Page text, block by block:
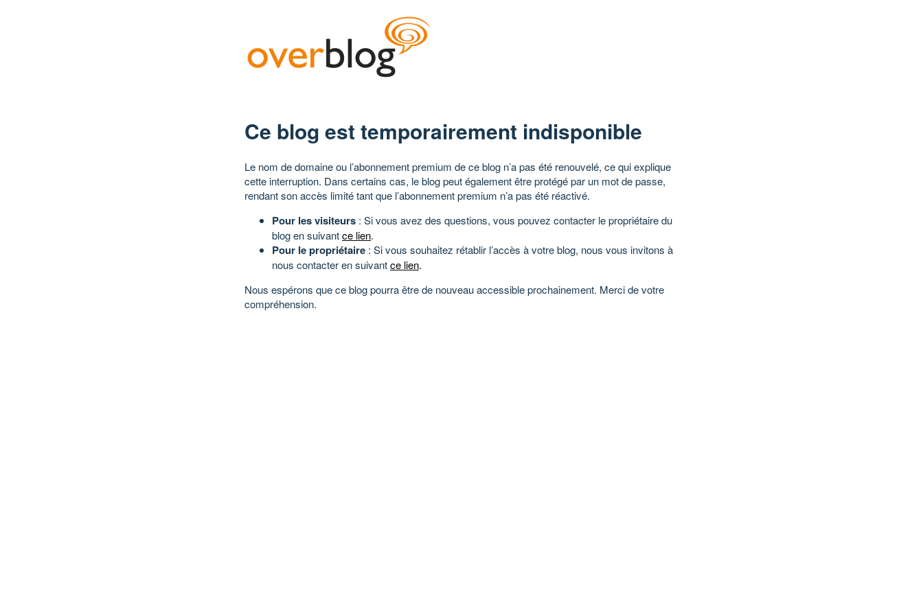
Ce blog est temporairement indisponible
Le nom de domaine ou l’abonnement premium de ce blog n’a pas été renouvelé, ce qui explique
cette interruption. Dans certains cas, le blog peut également être protégé par un mot de passe,
rendant son accès limité tant que l’abonnement premium n’a pas été réactivé.
Pour les visiteurs : Si vous avez des questions, vous pouvez contacter le propriétaire du
blog en suivantce lien.
Pour le propriétaire : Si vous souhaitez rétablir l’accès à votre blog, nous vous invitons à
nous contacter en suivantce lien.
Nous espérons que ce blog pourra être de nouveau accessible prochainement. Merci de votre
compréhension.